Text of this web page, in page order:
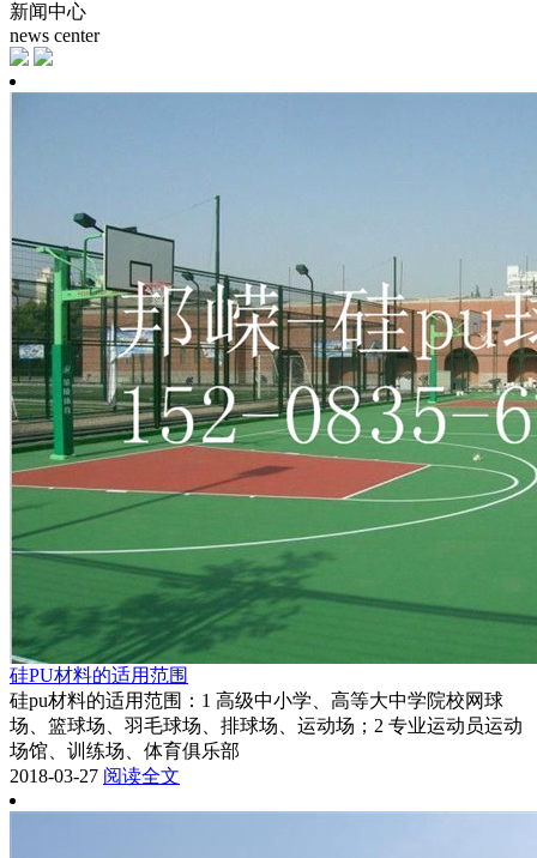
新闻中心
news center
硅PU材料的适用范围
硅pu材料的适用范围：1 高级中小学、高等大中学院校网球
场、篮球场、羽毛球场、排球场、运动场；2 专业运动员运动
场馆、训练场、体育俱乐部
2018-03-27 阅读全文